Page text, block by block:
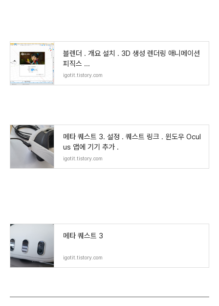
블렌더 . 개요 설치 . 3D 생성 렌더링 애니메이션
피직스 ...
igotit.tistory.com
메타 퀘스트 3. 설정 . 퀘스트 링크 . 윈도우 Ocul
us 앱에 기기 추가 .
igotit.tistory.com
메타 퀘스트 3
igotit.tistory.com